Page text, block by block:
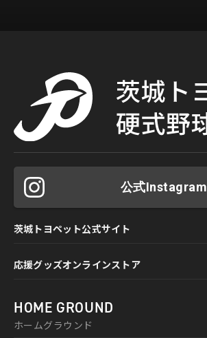
公式Instagram
茨城トヨペット公式サイト
応援グッズオンラインストア
HOME GROUND
ホームグラウンド